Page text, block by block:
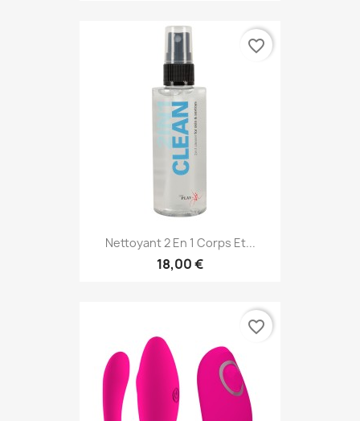
Nettoyant 2 En 1 Corps Et...
18,00 €
favorite_border
favorite_border